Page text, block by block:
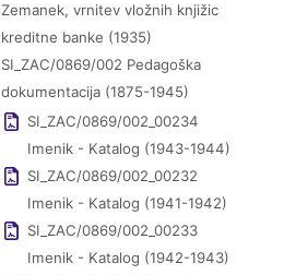
Zemanek, vrnitev vložnih knjižic
kreditne banke (1935)
SI_ZAC/0869/002 Pedagoška
dokumentacija (1875-1945)
SI_ZAC/0869/002_00234
Imenik - Katalog (1943-1944)
SI_ZAC/0869/002_00232
Imenik - Katalog (1941-1942)
SI_ZAC/0869/002_00233
Imenik - Katalog (1942-1943)